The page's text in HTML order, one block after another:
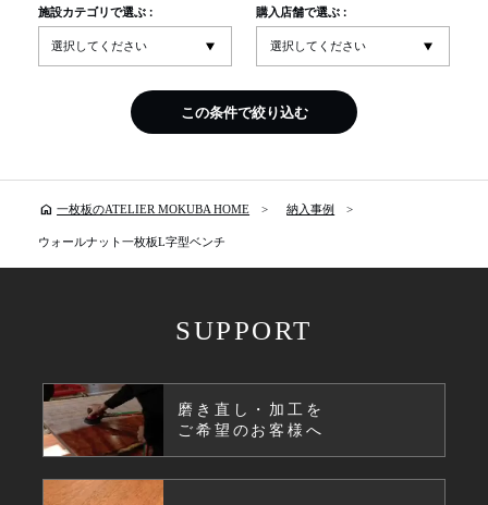
施設カテゴリで選ぶ : 購入店舗で選ぶ :
この条件で絞り込む
home 一枚板のATELIER MOKUBA HOME 納入事例
ウォールナット一枚板L字型ベンチ
SUPPORT
磨き直し・加工を
ご希望のお客様へ